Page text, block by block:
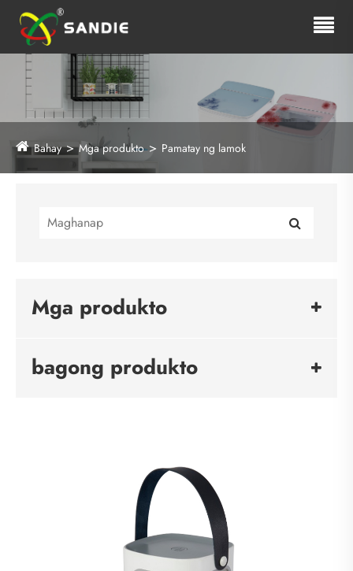
Bahay Mga produkto Pamatay ng lamok
Mga produkto
bagong produkto